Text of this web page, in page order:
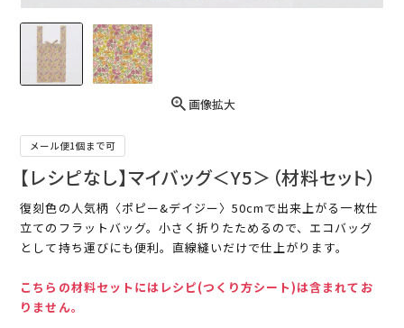
画像拡大
メール便1個まで可
【レシピなし】マイバッグ＜Y5＞（材料セット）
復刻色の人気柄〈ポピー&デイジー〉50cmで出来上がる一枚仕
立てのフラットバッグ。小さく折りたためるので、エコバッグ
として持ち運びにも便利。直線縫いだけで仕上がります。
こちらの材料セットにはレシピ(つくり方シート)は含まれてお
りません。